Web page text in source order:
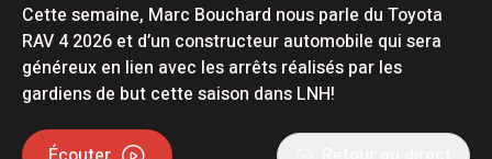
Cette semaine, Marc Bouchard nous parle du Toyota
RAV 4 2026 et d’un constructeur automobile qui sera
généreux en lien avec les arrêts réalisés par les
gardiens de but cette saison dans LNH!